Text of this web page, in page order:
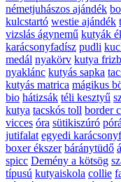
németjuhászos ajándék
kulcstartó westie ajándék
vizslás ágynemű kutyák
karácsonyfadísz pudli
medál nyakörv kutya
nyaklánc kutyás sapka
kutyás matrica mágikus
bio hátizsák téli kesztyű
kutya tacskós toll border
vicces óra sütikiszúró
jutifalat egyedi
boxer ékszer báránytüdő
spicc Demény a kötsög
típusú kutyaiskola collie